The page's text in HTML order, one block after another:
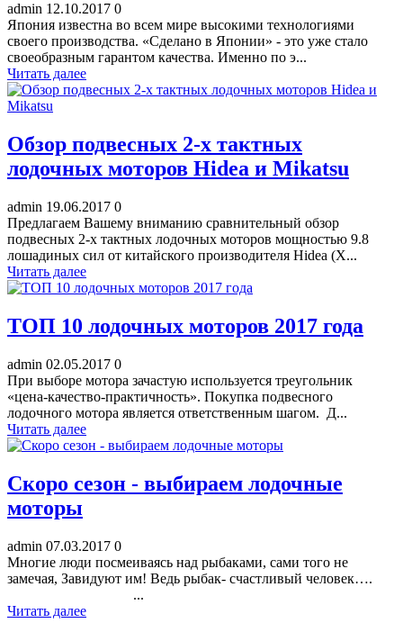
admin 12.10.2017 0
Япония известна во всем мире высокими технологиями
своего производства. «Сделано в Японии» - это уже стало
своеобразным гарантом качества. Именно по э...
Читать далее
Обзор подвесных 2-х тактных
лодочных моторов Hidea и Mikatsu
admin 19.06.2017 0
Предлагаем Вашему вниманию сравнительный обзор
подвесных 2-х тактных лодочных моторов мощностью 9.8
лошадиных сил от китайского производителя Hidea (Х...
Читать далее
ТОП 10 лодочных моторов 2017 года
admin 02.05.2017 0
При выборе мотора зачастую используется треугольник
«цена-качество-практичность». Покупка подвесного
лодочного мотора является ответственным шагом. Д...
Читать далее
Скоро сезон - выбираем лодочные
моторы
admin 07.03.2017 0
Многие люди посмеиваясь над рыбаками, сами того не
замечая, Завидуют им! Ведь рыбак- счастливый человек….
...
Читать далее